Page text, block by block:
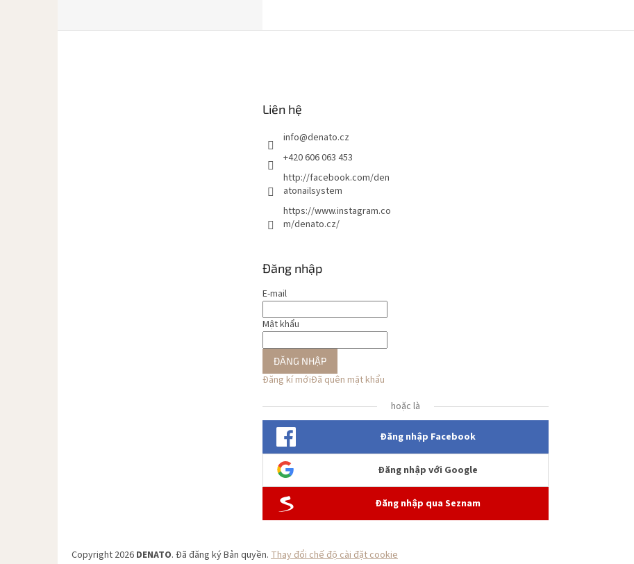
Liên hệ
info@denato.cz
+420 606 063 453
http://facebook.com/den
atonailsystem
https://www.instagram.co
m/denato.cz/
Đăng nhập
E-mail
Mật khẩu
ĐĂNG NHẬP
Đăng kí mớiĐã quên mật khẩu
hoặc là
Đăng nhập Facebook
Đăng nhập với Google
Đăng nhập qua Seznam
Copyright 2026 DENATO. Đã đăng ký Bản quyền. Thay đổi chế độ cài đặt cookie